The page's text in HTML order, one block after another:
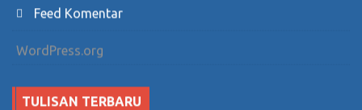
Feed Komentar
WordPress.org
TULISAN TERBARU